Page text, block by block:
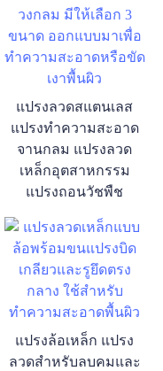
แปรงลวดสแตนเลส
แปรงทำความสะอาด
จานกลม แปรงลวด
เหล็กอุตสาหกรรม
แปรงถอนวัชพืช
แปรงล้อเหล็ก แปรง
ลวดสำหรับลบคมและ